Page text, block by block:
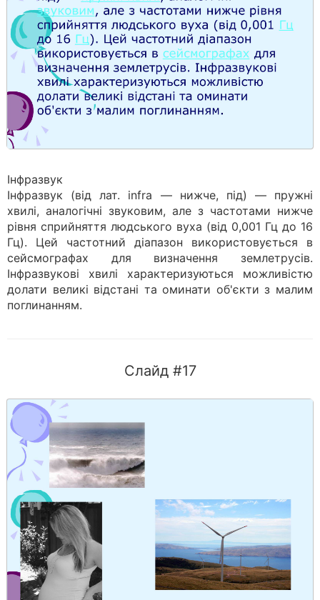
Інфразвук
Інфразвук (від лат. infra — нижче, під) — пружні
хвилі, аналогічні звуковим, але з частотами нижче
рівня сприйняття людського вуха (від 0,001 Гц до 16
Гц). Цей частотний діапазон використовується в
сейсмографах для визначення землетрусів.
Інфразвукові хвилі характеризуються можливістю
долати великі відстані та оминати об'єкти з малим
поглинанням.
Слайд #17